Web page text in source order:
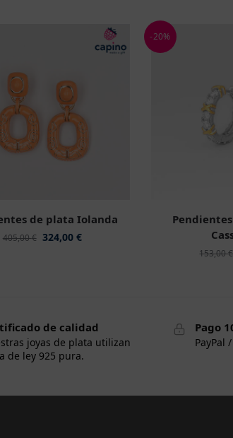
de plata Iolanda
405,00€ 324,00 €
-20%
153,00€
de calidad
joyas de plata utilizan
de ley 925 pura.
Pago
PayPal